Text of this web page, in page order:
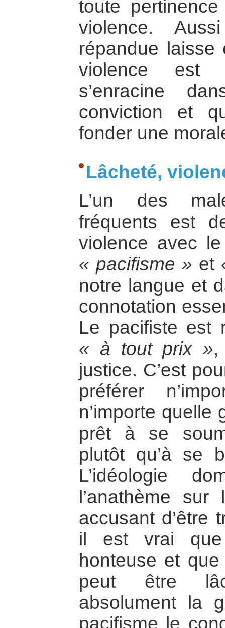
toute
violence.
répandue
violence est
s’enracine
conviction et
fonder une
Lâcheté,
L’un des
fréquents est
violence avec
« pacifisme » et
notre langue et
connotation
Le pacifiste est
« à tout prix »,
justice. C’est
préférer
n’importe quelle
prêt à se
plutôt qu’à se
L’idéologie
l’anathème
accusant d’être
il est vrai
honteuse et
peut être
absolument la
pacifisme le